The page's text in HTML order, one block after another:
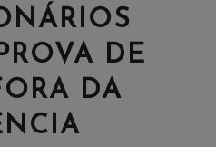
DE
DA